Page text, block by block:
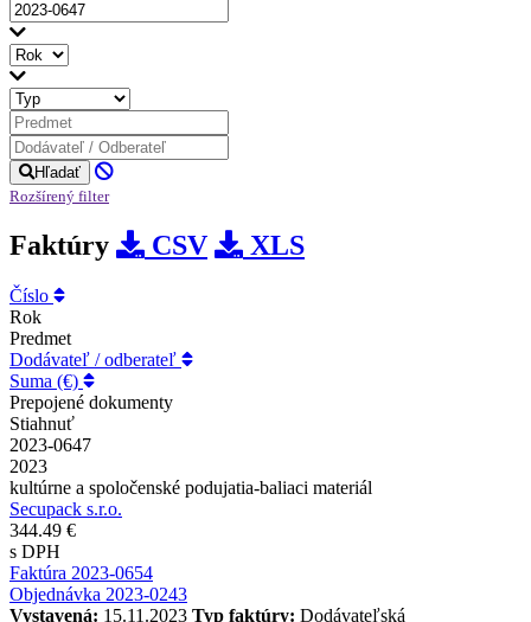
Hľadať
Rozšírený filter
Faktúry CSV XLS
Číslo
Rok
Predmet
Dodávateľ / odberateľ
Suma (€)
Prepojené dokumenty
Stiahnuť
2023-0647
2023
kultúrne a spoločenské podujatia-baliaci materiál
Secupack s.r.o.
344.49 €
s DPH
Faktúra 2023-0654
Objednávka 2023-0243
Vystavená: 15.11.2023 Typ faktúry: Dodávateľská